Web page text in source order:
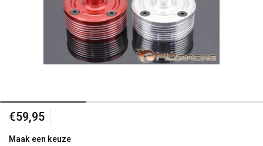
€59,95
Maak een keuze